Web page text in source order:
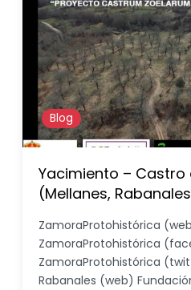
Blog
Yacimiento – Castro
(Mellanes,
ZamoraProtohistórica
ZamoraProtohistórica
ZamoraProtohistórica
Rabanales (web)